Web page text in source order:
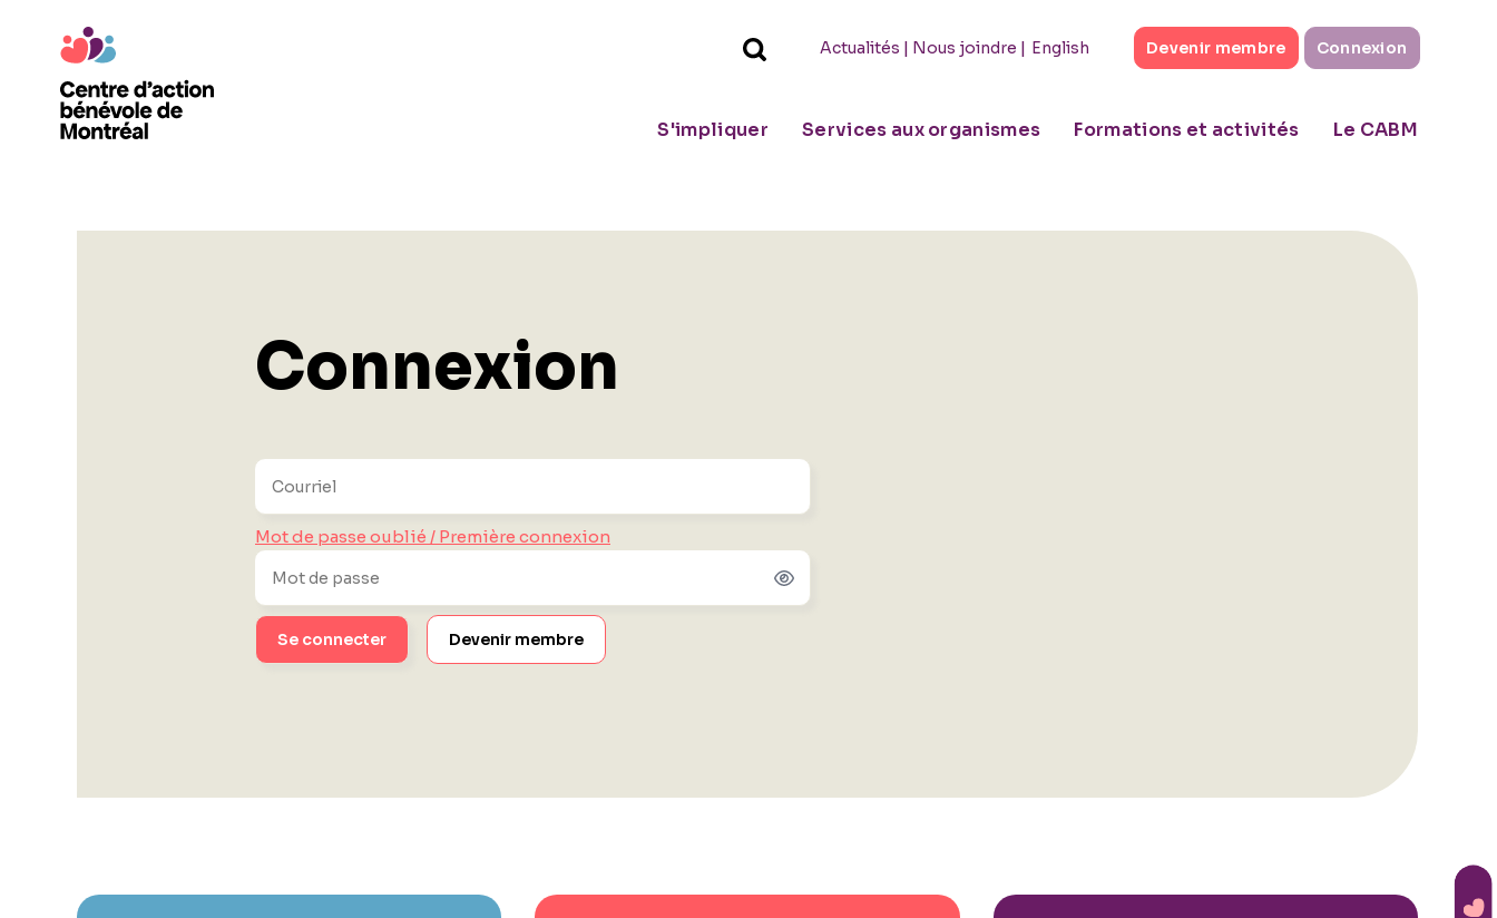
Actualités | Nous joindre | Devenir membre Connexion
English
S'impliquer Services aux organismes Formations et activités Le CABM
Connexion
Mot de passe oublié / Première connexion
Devenir membre